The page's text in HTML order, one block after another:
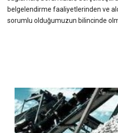
belgelendirme faaliyetlerinden ve
sorumlu olduğumuzun bilincinde